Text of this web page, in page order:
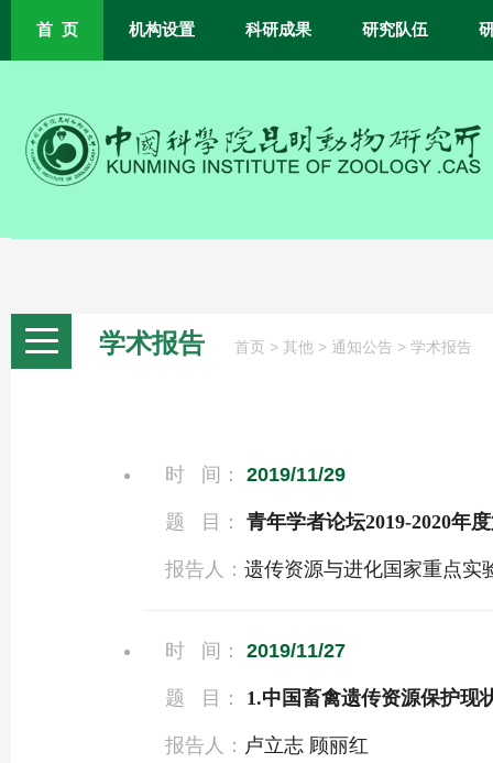
首 页 机构设置 科研成果 研究队伍
学术报告 首页 > 其他 > 通知公告 > 学术报告
时 间： 2019/11/29
题 目： 青年学者论坛2019-2020年
报告人： 遗传资源与进化国家重点实
时 间： 2019/11/27
题 目： 1.中国畜禽遗传资源保护现
报告人： 卢立志 顾丽红